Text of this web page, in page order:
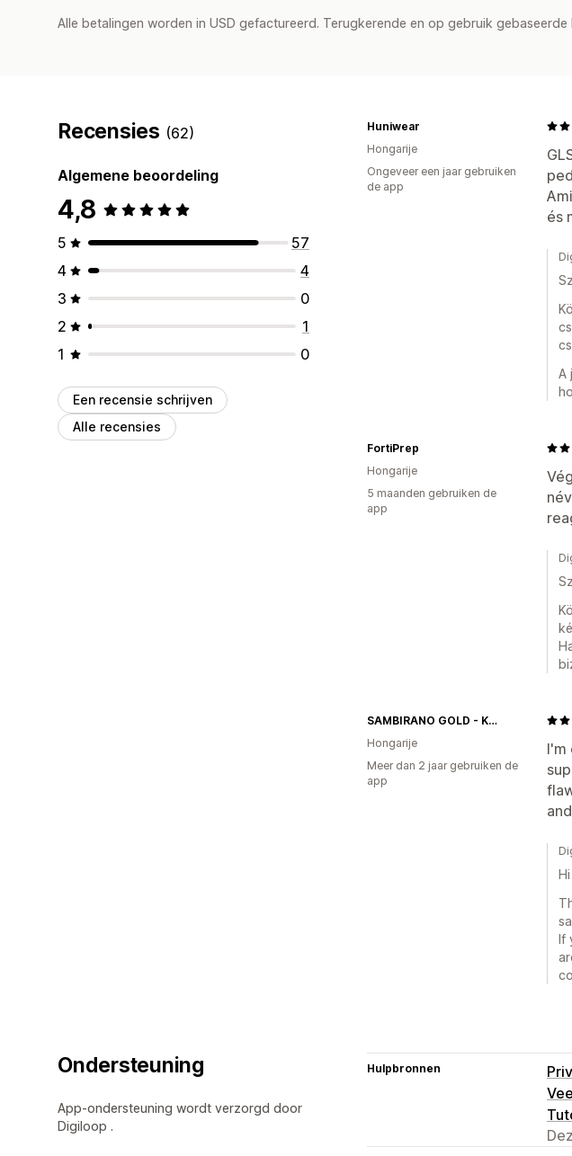
Alle betalingen worden in USD gefactureerd. Terugkerende en op gebruik
Recensies (62)
Algemene beoordeling
4,8
5
57
4
4
3
0
2
1
1
0
Een recensie schrijven
Alle recensies
és
Huniwear
Hongarije
Ongeveer een jaar gebruiken
de app
A
FortiPrep
Hongarije
5 maanden gebruiken de
app
I'm
SAMBIRANO GOLD - KAKAÓBAB, KAKAÓVAJ, 100% CSOKOLÁDÉ WEBÁRUHÁZ
Hongarije
Meer dan 2 jaar gebruiken de
app
If
Ondersteuning
App-ondersteuning wordt verzorgd door
Digiloop .
Hulpbronnen